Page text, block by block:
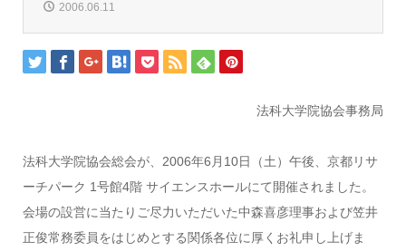
2006.06.11
法科大学院協会事務局
法科大学院協会総会が、2006年6月10日（土）午後、京都リサ
ーチパーク 1号館4階 サイエンスホールにて開催されました。
会場の設営に当たりご尽力いただいた中森喜彦理事および笠井
正俊常務委員をはじめとする関係各位に厚くお礼申し上げま